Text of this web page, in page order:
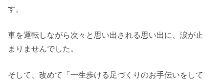
す。
車を運転しながら次々と思い出される思い出に、涙が止
まりませんでした。
そして、改めて「一生歩ける足づくりのお手伝いをして